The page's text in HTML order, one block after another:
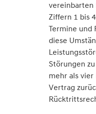
vereinbarten
Ziffern 1 bis
Termine und
diese
Störungen
mehr als
Vertrag